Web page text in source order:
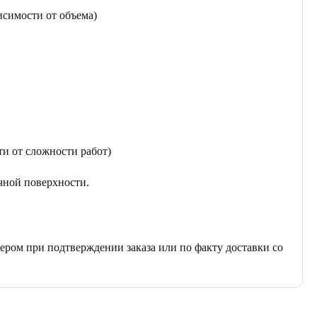
от объема)
от сложности работ)
поверхности.
при подтверждении заказа или по факту доставки со